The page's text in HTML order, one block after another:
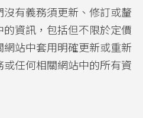
有義務須更新、修訂或釐
資訊，包括但不限於定價
站中套用明確更新或重新
任何相關網站中的所有資